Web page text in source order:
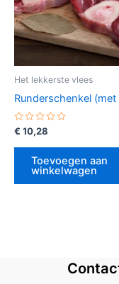
Het lekkerste vlees
Runderschenkel (met
Gewaardeerd
0
uit
€ 10,28
Toevoegen aan
winkelwagen